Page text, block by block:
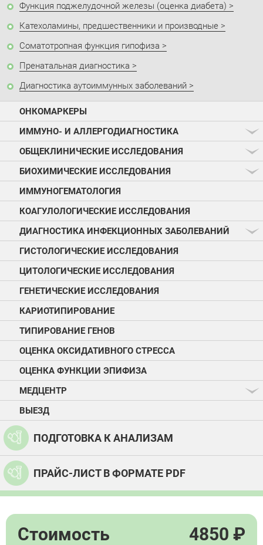
Функция поджелудочной железы (оценка диабета)
Катехоламины, предшественники и производные
Соматотропная функция гипофиза
Пренатальная диагностика
Диагностика аутоиммунных заболеваний
ОНКОМАРКЕРЫ
ИММУНО- И АЛЛЕРГОДИАГНОСТИКА
ОБЩЕКЛИНИЧЕСКИЕ ИССЛЕДОВАНИЯ
БИОХИМИЧЕСКИЕ ИССЛЕДОВАНИЯ
ИММУНОГЕМАТОЛОГИЯ
КОАГУЛОЛОГИЧЕСКИЕ ИССЛЕДОВАНИЯ
ДИАГНОСТИКА ИНФЕКЦИОННЫХ ЗАБОЛЕВАНИЙ
ГИСТОЛОГИЧЕСКИЕ ИССЛЕДОВАНИЯ
ЦИТОЛОГИЧЕСКИЕ ИССЛЕДОВАНИЯ
ГЕНЕТИЧЕСКИЕ ИССЛЕДОВАНИЯ
КАРИОТИПИРОВАНИЕ
ТИПИРОВАНИЕ ГЕНОВ
ОЦЕНКА ОКСИДАТИВНОГО СТРЕССА
ОЦЕНКА ФУНКЦИИ ЭПИФИЗА
МЕДЦЕНТР
ВЫЕЗД
ПОДГОТОВКА К АНАЛИЗАМ
ПРАЙС-ЛИСТ В ФОРМАТЕ PDF
Стоимость 4850 ₽